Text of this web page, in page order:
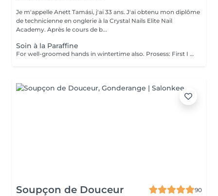
Je m'appelle Anett Tamási, j'ai 33 ans. J'ai obtenu mon diplôme
de technicienne en onglerie à la Crystal Nails Elite Nail
Academy. Après le cours de b...
Soin à la Paraffine
For well-groomed hands in wintertime also. Prosess: First I use coconut sugar scrub and remove the dead skin cells. This helps the materials get deeper. I massage the skin with a nourishing, vitamin cream, which has a blood circulation-enhancing effect and contains a lot of useful ingredients. I dip your hands in warm paraffin twice, put on a nylon and then a comfortable terry gloves and you can relax for 10-15 minutes. When the time expired, I remove the paraffin and you can enjoy beautiful, fresh, elastic skin that will be more resistant to the harmful effects of the environment. The service can be make after a manicure or gel polish, or separately. Give it a try, you won't regret it!
Soupçon de Douceur
90